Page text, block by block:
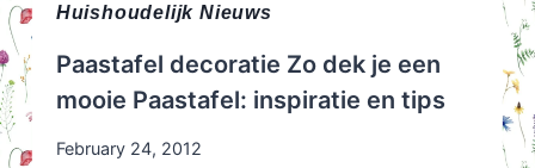
Huishoudelijk Nieuws
Paastafel decoratie Zo dek je een
mooie Paastafel: inspiratie en tips
February 24, 2012